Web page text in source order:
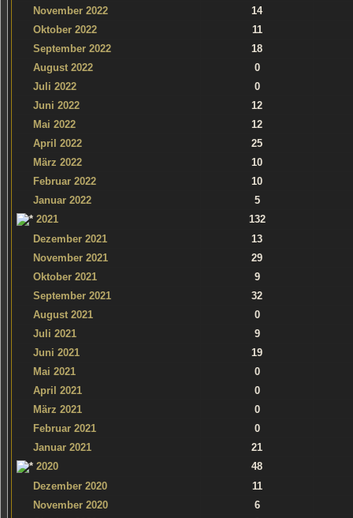
November 2022
14
Oktober 2022
11
September 2022
18
August 2022
0
Juli 2022
0
Juni 2022
12
Mai 2022
12
April 2022
25
März 2022
10
Februar 2022
10
Januar 2022
5
2021
132
Dezember 2021
13
November 2021
29
Oktober 2021
9
September 2021
32
August 2021
0
Juli 2021
9
Juni 2021
19
Mai 2021
0
April 2021
0
März 2021
0
Februar 2021
0
Januar 2021
21
2020
48
Dezember 2020
11
November 2020
6